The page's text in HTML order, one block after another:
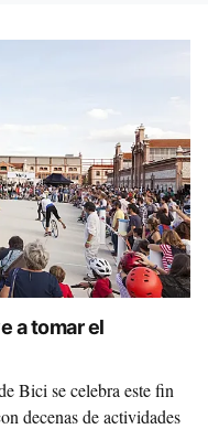
a tomar el
Bici se celebra este fin
decenas de actividades